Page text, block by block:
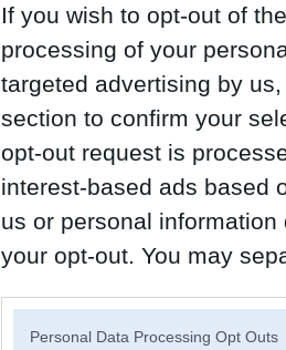
If you wish to opt-out of
processing of your
targeted advertising by
section to confirm your
opt-out request is
interest-based ads based
us or personal
your opt-out. You may
Personal Data Processing Opt Outs